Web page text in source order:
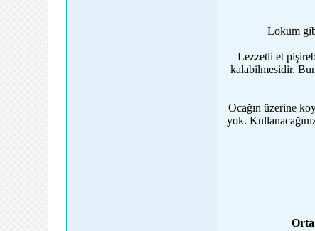
Lokum
Lezzetli et
kalabilmesidir.
Ocağın üzerine
yok.